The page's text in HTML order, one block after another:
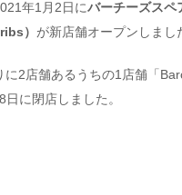
年1月2日にバーチーズスペ
） が新店舗オープンしまし
2店舗あるうちの1店舗「
に閉店しました。